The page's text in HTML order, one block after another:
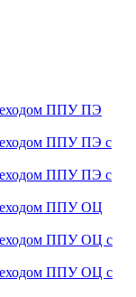
ППУ ПЭ
ППУ ПЭ с
ППУ ПЭ с
ППУ ОЦ
ППУ ОЦ с
ППУ ОЦ с